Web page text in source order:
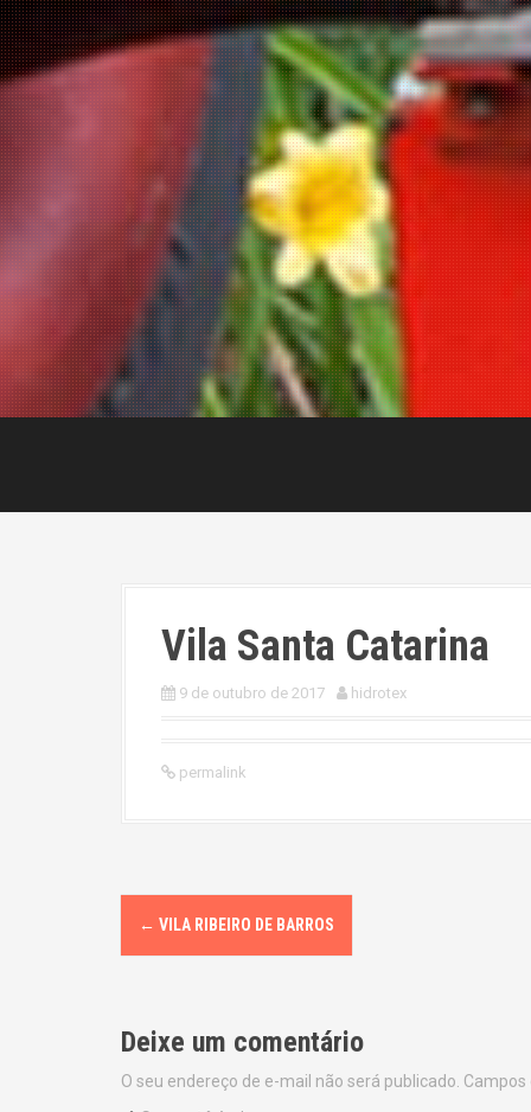
Vila Santa Catarina
9 de outubro de 2017 hidrotex
permalink
P
o
t
n
← VILA RIBEIRO DE BARROS
Deixe um comentário
O seu endereço de e-mail não será publicado.